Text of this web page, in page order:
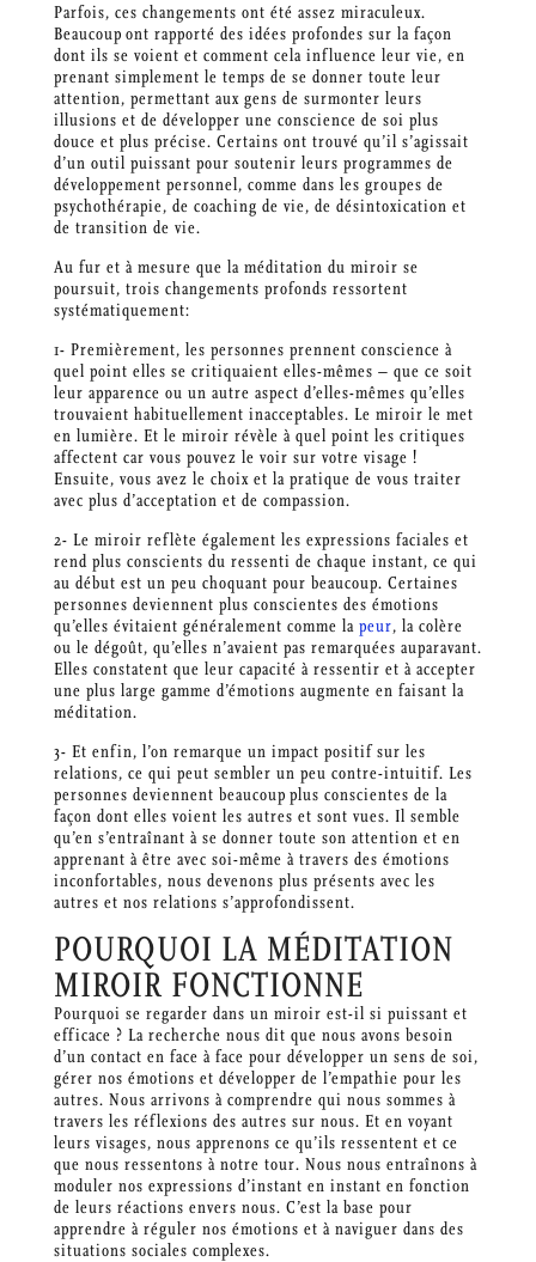
Parfois, ces changements ont été assez miraculeux.
Beaucoup ont rapporté des idées profondes sur la façon
dont ils se voient et comment cela influence leur vie, en
prenant simplement le temps de se donner toute leur
attention, permettant aux gens de surmonter leurs
illusions et de développer une conscience de soi plus
douce et plus précise. Certains ont trouvé qu’il s’agissait
d’un outil puissant pour soutenir leurs programmes de
développement personnel, comme dans les groupes de
psychothérapie, de coaching de vie, de désintoxication et
de transition de vie.
Au fur et à mesure que la méditation du miroir se
poursuit, trois changements profonds ressortent
systématiquement:
1- Premièrement, les personnes prennent conscience à
quel point elles se critiquaient elles-mêmes – que ce soit
leur apparence ou un autre aspect d’elles-mêmes qu’elles
trouvaient habituellement inacceptables. Le miroir le met
en lumière. Et le miroir révèle à quel point les critiques
affectent car vous pouvez le voir sur votre visage !
Ensuite, vous avez le choix et la pratique de vous traiter
avec plus d’acceptation et de compassion.
2- Le miroir reflète également les expressions faciales et
rend plus conscients du ressenti de chaque instant, ce qui
au début est un peu choquant pour beaucoup. Certaines
personnes deviennent plus conscientes des émotions
qu’elles évitaient généralement comme la peur, la colère
ou le dégoût, qu’elles n’avaient pas remarquées auparavant.
Elles constatent que leur capacité à ressentir et à accepter
une plus large gamme d’émotions augmente en faisant la
méditation.
3- Et enfin, l’on remarque un impact positif sur les
relations, ce qui peut sembler un peu contre-intuitif. Les
personnes deviennent beaucoup plus conscientes de la
façon dont elles voient les autres et sont vues. Il semble
qu’en s’entraînant à se donner toute son attention et en
apprenant à être avec soi-même à travers des émotions
inconfortables, nous devenons plus présents avec les
autres et nos relations s’approfondissent.
POURQUOI LA MÉDITATION
MIROIR FONCTIONNE
Pourquoi se regarder dans un miroir est-il si puissant et
efficace ? La recherche nous dit que nous avons besoin
d’un contact en face à face pour développer un sens de soi,
gérer nos émotions et développer de l’empathie pour les
autres. Nous arrivons à comprendre qui nous sommes à
travers les réflexions des autres sur nous. Et en voyant
leurs visages, nous apprenons ce qu’ils ressentent et ce
que nous ressentons à notre tour. Nous nous entraînons à
moduler nos expressions d’instant en instant en fonction
de leurs réactions envers nous. C’est la base pour
apprendre à réguler nos émotions et à naviguer dans des
situations sociales complexes.